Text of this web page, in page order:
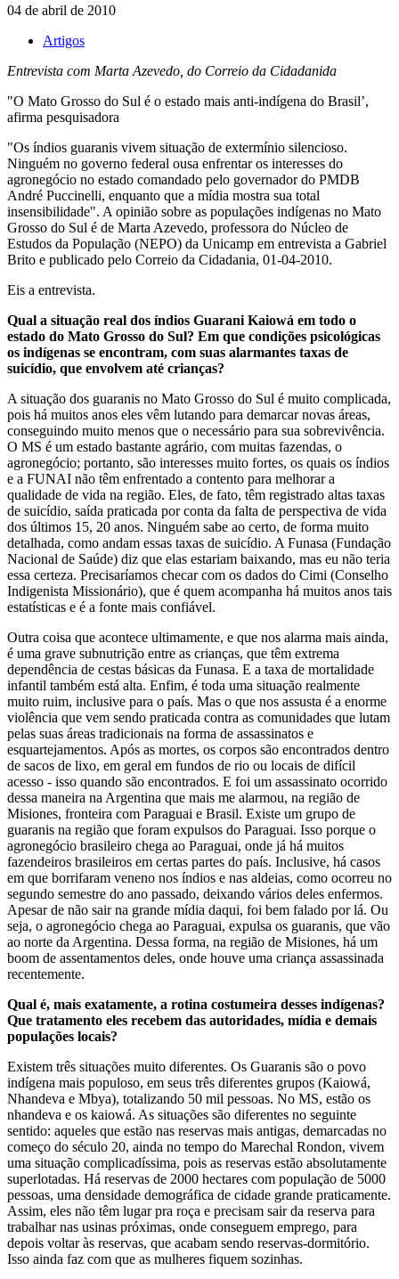
04 de abril de 2010
Artigos
Entrevista com Marta Azevedo, do Correio da Cidadanida
"O Mato Grosso do Sul é o estado mais anti-indígena do Brasil’,
afirma pesquisadora
"Os índios guaranis vivem situação de extermínio silencioso.
Ninguém no governo federal ousa enfrentar os interesses do
agronegócio no estado comandado pelo governador do PMDB
André Puccinelli, enquanto que a mídia mostra sua total
insensibilidade". A opinião sobre as populações indígenas no Mato
Grosso do Sul é de Marta Azevedo, professora do Núcleo de
Estudos da População (NEPO) da Unicamp em entrevista a Gabriel
Brito e publicado pelo Correio da Cidadania, 01-04-2010.
Eis a entrevista.
Qual a situação real dos índios Guarani Kaiowá em todo o
estado do Mato Grosso do Sul? Em que condições psicológicas
os indígenas se encontram, com suas alarmantes taxas de
suicídio, que envolvem até crianças?
A situação dos guaranis no Mato Grosso do Sul é muito complicada,
pois há muitos anos eles vêm lutando para demarcar novas áreas,
conseguindo muito menos que o necessário para sua sobrevivência.
O MS é um estado bastante agrário, com muitas fazendas, o
agronegócio; portanto, são interesses muito fortes, os quais os índios
e a FUNAI não têm enfrentado a contento para melhorar a
qualidade de vida na região. Eles, de fato, têm registrado altas taxas
de suicídio, saída praticada por conta da falta de perspectiva de vida
dos últimos 15, 20 anos. Ninguém sabe ao certo, de forma muito
detalhada, como andam essas taxas de suicídio. A Funasa (Fundação
Nacional de Saúde) diz que elas estariam baixando, mas eu não teria
essa certeza. Precisaríamos checar com os dados do Cimi (Conselho
Indigenista Missionário), que é quem acompanha há muitos anos tais
estatísticas e é a fonte mais confiável.
Outra coisa que acontece ultimamente, e que nos alarma mais ainda,
é uma grave subnutrição entre as crianças, que têm extrema
dependência de cestas básicas da Funasa. E a taxa de mortalidade
infantil também está alta. Enfim, é toda uma situação realmente
muito ruim, inclusive para o país. Mas o que nos assusta é a enorme
violência que vem sendo praticada contra as comunidades que lutam
pelas suas áreas tradicionais na forma de assassinatos e
esquartejamentos. Após as mortes, os corpos são encontrados dentro
de sacos de lixo, em geral em fundos de rio ou locais de difícil
acesso - isso quando são encontrados. E foi um assassinato ocorrido
dessa maneira na Argentina que mais me alarmou, na região de
Misiones, fronteira com Paraguai e Brasil. Existe um grupo de
guaranis na região que foram expulsos do Paraguai. Isso porque o
agronegócio brasileiro chega ao Paraguai, onde já há muitos
fazendeiros brasileiros em certas partes do país. Inclusive, há casos
em que borrifaram veneno nos índios e nas aldeias, como ocorreu no
segundo semestre do ano passado, deixando vários deles enfermos.
Apesar de não sair na grande mídia daqui, foi bem falado por lá. Ou
seja, o agronegócio chega ao Paraguai, expulsa os guaranis, que vão
ao norte da Argentina. Dessa forma, na região de Misiones, há um
boom de assentamentos deles, onde houve uma criança assassinada
recentemente.
Qual é, mais exatamente, a rotina costumeira desses indígenas?
Que tratamento eles recebem das autoridades, mídia e demais
populações locais?
Existem três situações muito diferentes. Os Guaranis são o povo
indígena mais populoso, em seus três diferentes grupos (Kaiowá,
Nhandeva e Mbya), totalizando 50 mil pessoas. No MS, estão os
nhandeva e os kaiowá. As situações são diferentes no seguinte
sentido: aqueles que estão nas reservas mais antigas, demarcadas no
começo do século 20, ainda no tempo do Marechal Rondon, vivem
uma situação complicadíssima, pois as reservas estão absolutamente
superlotadas. Há reservas de 2000 hectares com população de 5000
pessoas, uma densidade demográfica de cidade grande praticamente.
Assim, eles não têm lugar pra roça e precisam sair da reserva para
trabalhar nas usinas próximas, onde conseguem emprego, para
depois voltar às reservas, que acabam sendo reservas-dormitório.
Isso ainda faz com que as mulheres fiquem sozinhas.